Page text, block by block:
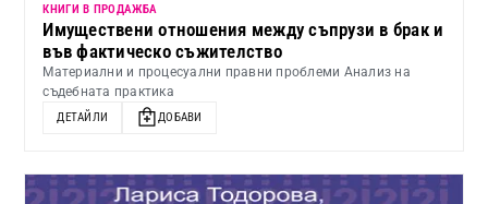
КНИГИ В ПРОДАЖБА
Имуществени отношения между съпрузи в брак и
във фактическо съжителство
Материални и процесуални правни проблеми Анализ на
съдебната практика
ДЕТАЙЛИ ДОБАВИ